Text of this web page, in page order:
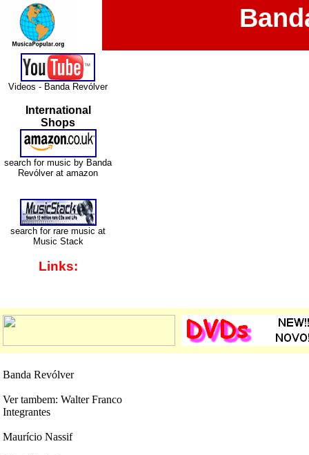
Videos - Banda Revólver
International
Shops
search for music by Banda
Revólver at amazon
search for rare music at
Music Stack
Links:
Banda Revólver
Ver tambem: Walter Franco
Integrantes
Maurício Nassif